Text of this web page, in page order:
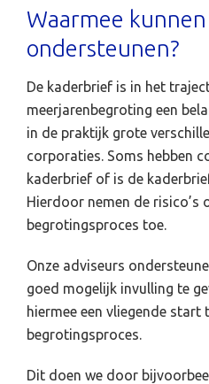
Waarmee
ondersteunen?
De kaderbrief is in het
meerjarenbegroting een
in de praktijk grote
corporaties. Soms hebben
kaderbrief of is de
Hierdoor nemen de risico’s
begrotingsproces toe.
Onze adviseurs
goed mogelijk invulling te
hiermee een vliegende start
begrotingsproces.
Dit doen we door